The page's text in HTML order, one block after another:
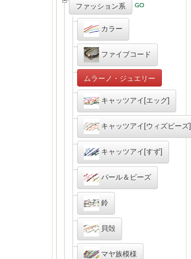
ファッション系
カラー
ファイブコード
ムラーノ・ジュエリー
キャッツアイ[エッグ]
キャッツアイ[ウィズビーズ]
キャッツアイ[すず]
パール＆ビーズ
鈴
貝殻
マヤ族模様